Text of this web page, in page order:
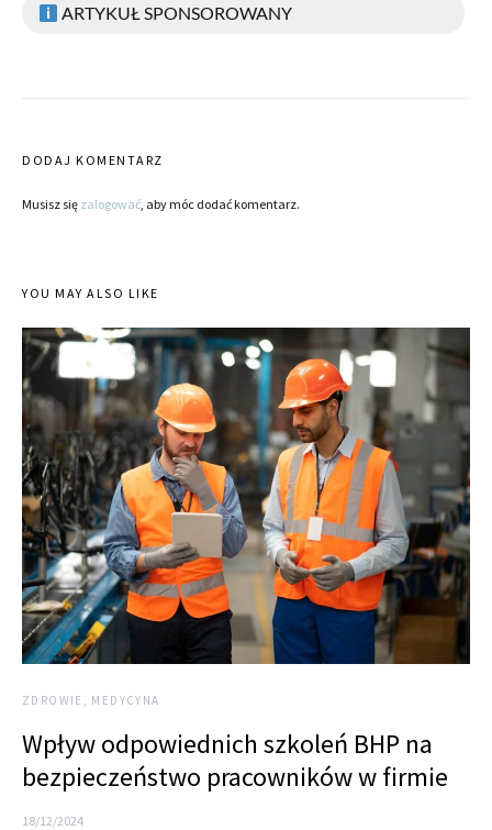
ARTYKUŁ SPONSOROWANY
DODAJ KOMENTARZ
Musisz się zalogować , aby móc dodać komentarz.
YOU MAY ALSO LIKE
ZDROWIE, MEDYCYNA
Wpływ odpowiednich szkoleń BHP na
bezpieczeństwo pracowników w firmie
18/12/2024